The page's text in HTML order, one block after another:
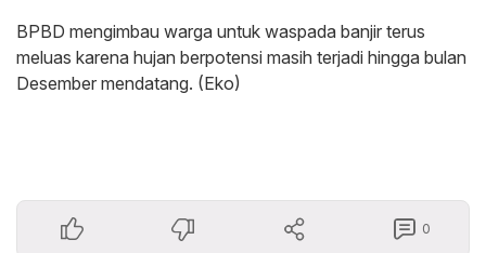
BPBD mengimbau warga untuk waspada banjir terus
meluas karena hujan berpotensi masih terjadi hingga bulan
Desember mendatang. (Eko)
0